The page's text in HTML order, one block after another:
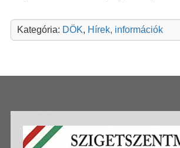
Kategória: DÖK, Hírek, információk